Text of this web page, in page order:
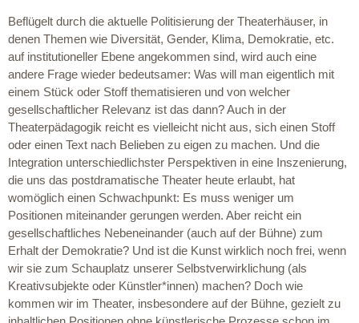
Beflügelt durch die aktuelle Politisierung der Theaterhäuser, in
denen Themen wie Diversität, Gender, Klima, Demokratie, etc.
auf institutioneller Ebene angekommen sind, wird auch eine
andere Frage wieder bedeutsamer: Was will man eigentlich mit
einem Stück oder Stoff thematisieren und von welcher
gesellschaftlicher Relevanz ist das dann? Auch in der
Theaterpädagogik reicht es vielleicht nicht aus, sich einen Stoff
oder einen Text nach Belieben zu eigen zu machen. Und die
Integration unterschiedlichster Perspektiven in eine Inszenierung,
die uns das postdramatische Theater heute erlaubt, hat
womöglich einen Schwachpunkt: Es muss weniger um
Positionen miteinander gerungen werden. Aber reicht ein
gesellschaftliches Nebeneinander (auch auf der Bühne) zum
Erhalt der Demokratie? Und ist die Kunst wirklich noch frei, wenn
wir sie zum Schauplatz unserer Selbstverwirklichung (als
Kreativsubjekte oder Künstler*innen) machen? Doch wie
kommen wir im Theater, insbesondere auf der Bühne, gezielt zu